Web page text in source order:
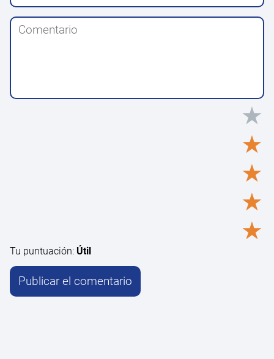
★
★
★
★
★
Tu puntuación: Útil